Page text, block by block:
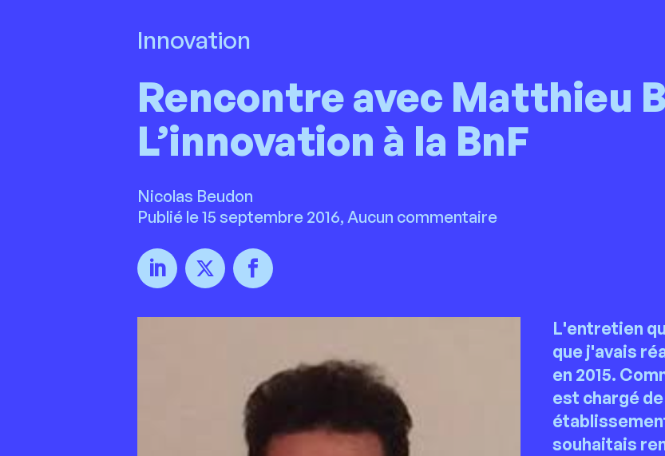
Innovation
Rencontre avec Matthieu
L’innovation à la BnF
Nicolas Beudon
Publié le 15 septembre 2016, Aucun commentaire
L'entretien
que j'avais
en 2015.
est chargé
souhaitais